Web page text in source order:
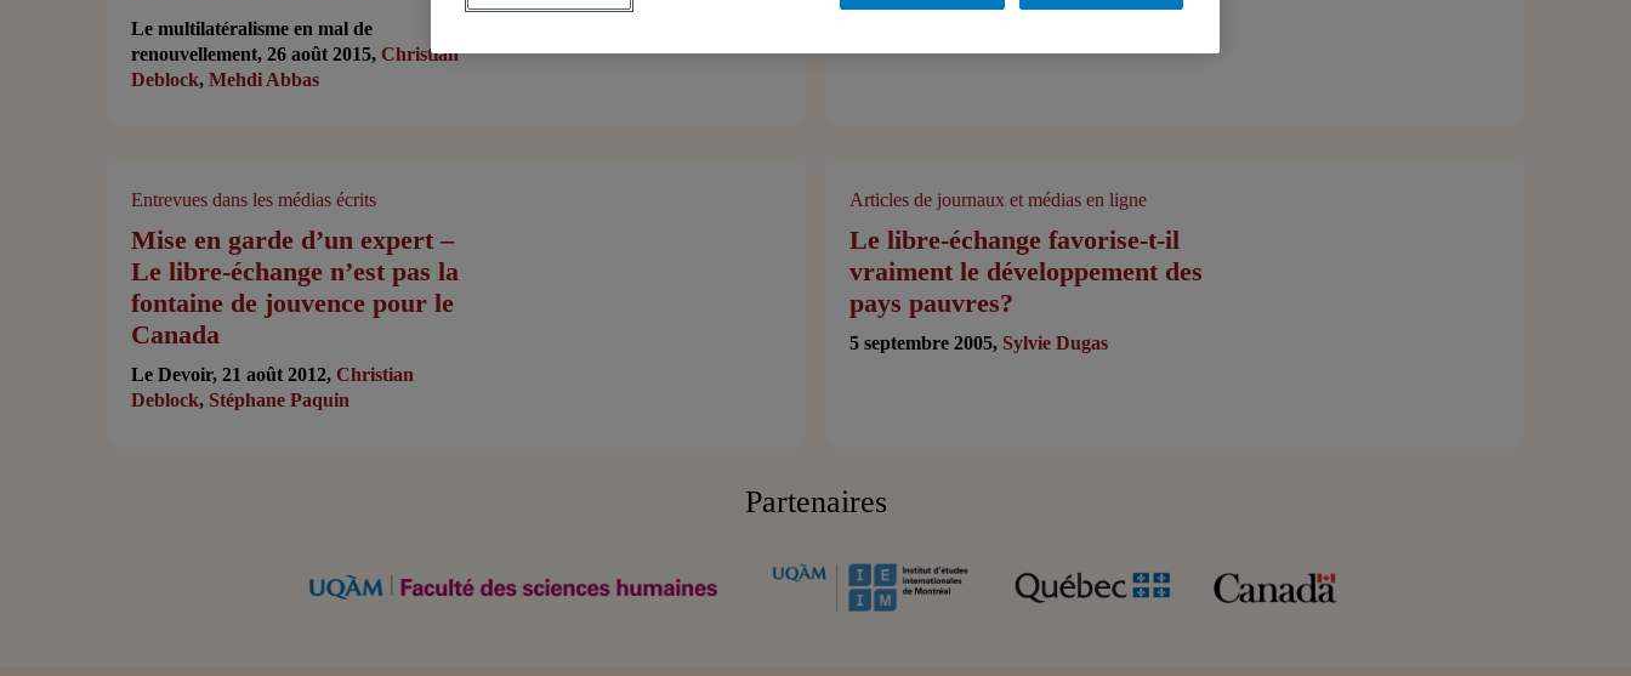
Le multilatéralisme en mal de
renouvellement, 26 août 2015,Christian
Deblock,Mehdi Abbas
Entrevues dans les médias écrits
Mise en garde d’un expert –
Le libre-échange n’est pas la
fontaine de jouvence pour le
Canada
Le Devoir, 21 août 2012,Christian
Deblock, Stéphane Paquin
Articles de journaux et médias en ligne
Le libre-échange favorise-t-il
vraiment le développement des
pays pauvres?
5 septembre 2005, Sylvie Dugas
Partenaires